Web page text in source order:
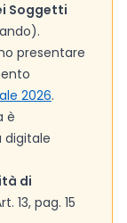
Soggetti
presentare
2026.
è
digitale
di
13, pag. 15